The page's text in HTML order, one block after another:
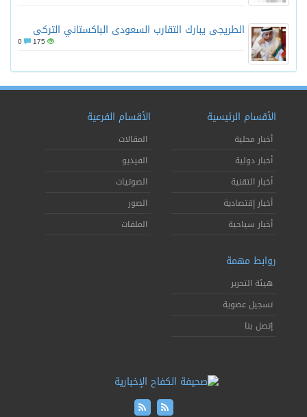
الطريجى يبارك التقارب السعودى الباكستاني التركى
175
الأقسام الرئيسية
أخبار محلية
أخبار دولية
أخبار التقنية
أخبار إقتصادية
أخبار سياحية
الأقسام الفرعية
المقالات
الفيديو
الصوتيات
الصور
الملفات
روابط مهمة
هيئة التحرير
تسجيل عضوية
إتصل بنا